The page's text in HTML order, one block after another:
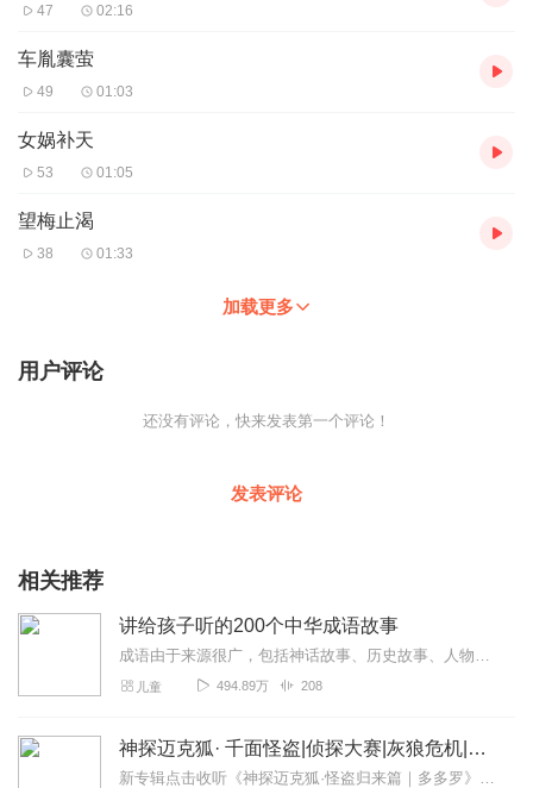
47 02:16
车胤囊萤
49 01:03
女娲补天
53 01:05
望梅止渴
38 01:33
加载更多
用户评论
还没有评论，快来发表第一个评论！
发表评论
相关推荐
讲给孩子听的200个中华成语故事
成语由于来源很广，包括神话故事、历史故事、人物典故、古代诗文等等，往往不能从字面上看出它的本意，只有知道它的来历，才能明白它的含义，也才能在我们的语言和文字中使...
儿童 494.89万 208
神探迈克狐· 千面怪盗|侦探大赛|灰狼危机|多多罗
新专辑点击收听《神探迈克狐·怪盗归来篇｜多多罗》！！！>>>点击进入主播橱窗购买《神探迈克狐》系列图书吧!<<<多多罗故事【点击前往】收听多多罗其他好玩有趣的故...